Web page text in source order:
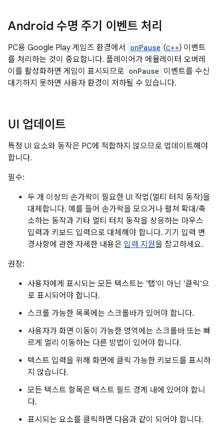
Android 수명 주기 이벤트 처리
PC용 Google Play 게임즈 환경에서 onPause (c++) 이벤트
를 처리하는 것이 중요합니다. 플레이어가 에뮬레이터 오버레
이를 활성화하면 게임이 표시되므로 onPause 이벤트를 수신
대기하지 못하면 사용자 환경이 저하될 수 있습니다.
UI 업데이트
특정 UI 요소와 동작은 PC에 적합하지 않으므로 업데이트해야
합니다.
필수:
두 개 이상의 손가락이 필요한 UI 작업(멀티 터치 동작)을
대체합니다. 예를 들어 손가락을 모으거나 펼쳐 확대/축
소하는 동작과 기타 멀티 터치 동작을 상응하는 마우스
입력과 키보드 입력으로 대체해야 합니다. 기기 입력 변
경사항에 관한 자세한 내용은 입력 지원을 참고하세요.
권장:
사용자에게 표시되는 모든 텍스트는 '탭'이 아닌 '클릭'으
로 표시되어야 합니다.
스크롤 가능한 목록에는 스크롤바가 있어야 합니다.
사용자가 화면 이동이 가능한 영역에는 스크롤바 또는 빠
르게 멀리 이동하는 다른 방법이 있어야 합니다.
텍스트 입력을 위해 화면에 클릭 가능한 키보드를 표시하
지 않습니다.
모든 텍스트 항목은 텍스트 필드 경계 내에 있어야 합니
다.
표시되는 요소를 클릭하면 다음과 같이 되어야 합니다.